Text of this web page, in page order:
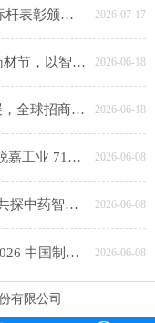
聚力争先 再创佳绩｜锐嘉工业举行优秀标杆表彰颁奖仪式 2026-07-17
圆满收官｜锐嘉工业亮相2026安国国际药材节，以智能装备赋能中医药产业升级 2026-06-18
锐嘉工业圆满收官2026上海ProPak包装展，全球招商布局海外新赛道！ 2026-06-18
展会邀约｜6.15-17 上海 ProPak China，锐嘉工业 71E80-3 邀食品同仁共探智能包装新趋势 2026-06-08
锐嘉工业亮相第 28 届安国国际药材节，共探中药智造新未来 2026-06-08
聚力制药产业盛会｜锐嘉工业邀您相约 2026 中国制药产业大会，共启智能智造新征程 2026-06-08
有限公司